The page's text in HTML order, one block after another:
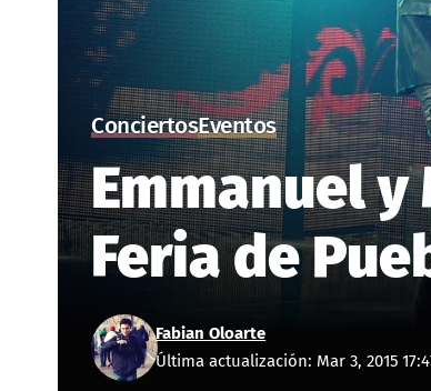
ConciertosEventos
Emmanuel
Feria de
Última actualización: Mar 3, 2015
Fabian Oloarte